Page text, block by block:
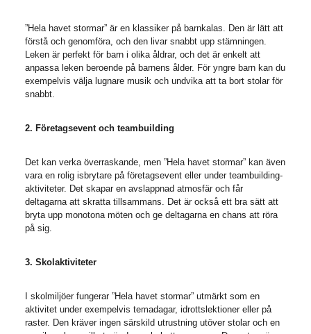
”Hela havet stormar” är en klassiker på barnkalas. Den är lätt att
förstå och genomföra, och den livar snabbt upp stämningen.
Leken är perfekt för barn i olika åldrar, och det är enkelt att
anpassa leken beroende på barnens ålder. För yngre barn kan du
exempelvis välja lugnare musik och undvika att ta bort stolar för
snabbt.
2. Företagsevent och teambuilding
Det kan verka överraskande, men ”Hela havet stormar” kan även
vara en rolig isbrytare på företagsevent eller under teambuilding-
aktiviteter. Det skapar en avslappnad atmosfär och får
deltagarna att skratta tillsammans. Det är också ett bra sätt att
bryta upp monotona möten och ge deltagarna en chans att röra
på sig.
3. Skolaktiviteter
I skolmiljöer fungerar ”Hela havet stormar” utmärkt som en
aktivitet under exempelvis temadagar, idrottslektioner eller på
raster. Den kräver ingen särskild utrustning utöver stolar och en